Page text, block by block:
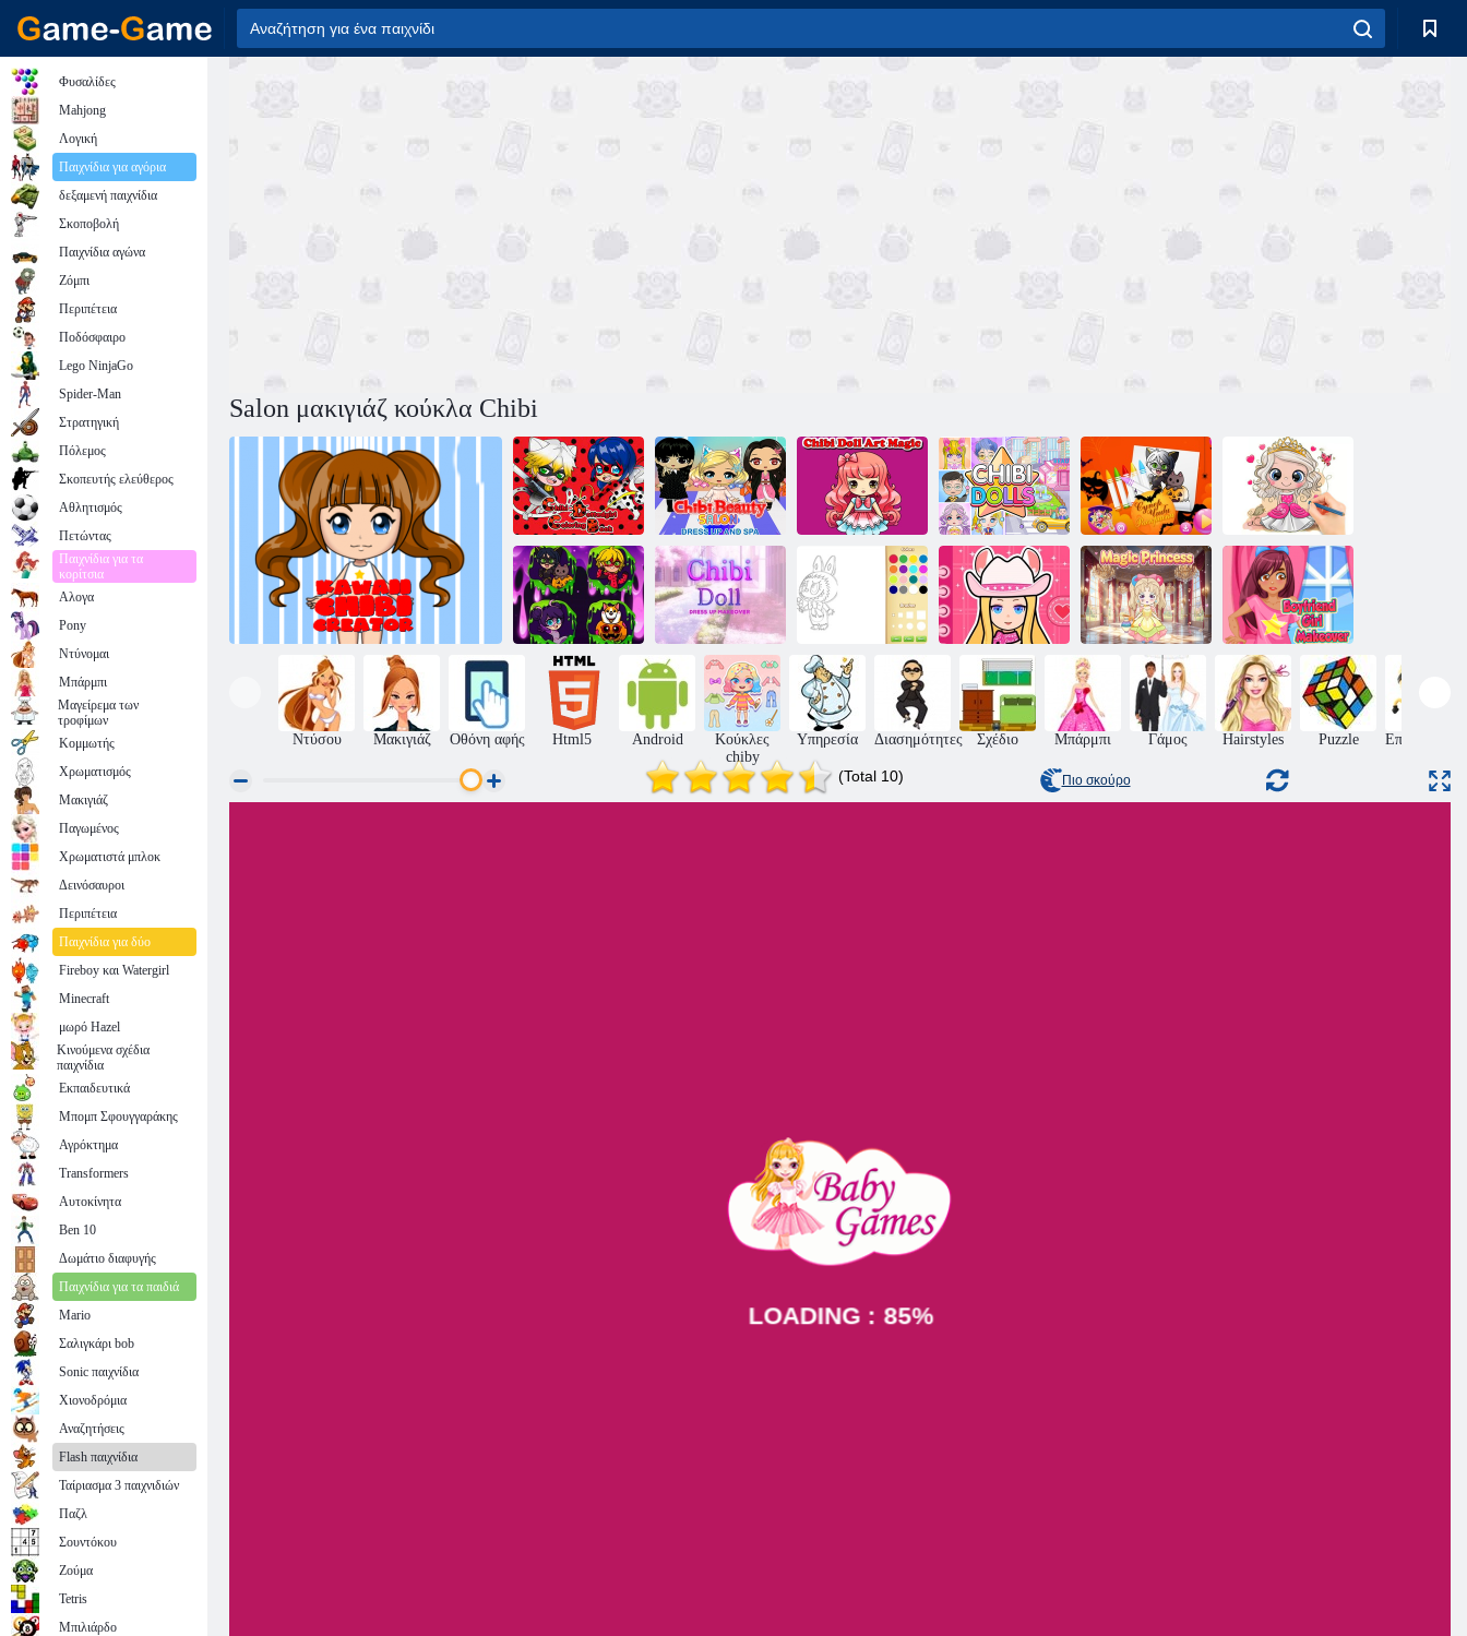
Salon μακιγιάζ κούκλα Chibi
Βιβλίο
ζωγραφικής
Chibi Dotted
Girl
Chibi Salon
Beauty Dress
Up και Spa
Chibi Doll Art
Δημιουργός
Avatar Doll
Chibi
Χρωματισμός
Chibi Sup
Βιβλίο
ζωγραφικής:
Chibi Doll
Princess
Χρώμα Chibi
Sup
Chibi Doll
ντύνονται
makeover
Chibi labubu
βιβλίο
ζωγραφικής για
Κούκλες
ημερολογίου
κούκλας
χαρτιού
Μαγική
Πριγκίπισσα
Φίλος Κορίτσι
Makeover
Ντύσου Μακιγιάζ Οθόνη αφής Html5 Android
Κούκλες
chiby
Υπηρεσία Διασημότητες Σχέδιο Μπάρμπι Γάμος Hairstyles Puzzle Επιδεξιότητα
(Total 10) Πιο σκούρο
Φυσαλίδες
Mahjong
Λογική
Παιχνίδια για αγόρια
δεξαμενή παιχνίδια
Σκοποβολή
Παιχνίδια αγώνα
Ζόμπι
Περιπέτεια
Ποδόσφαιρο
Lego NinjaGo
Spider-Man
Στρατηγική
Πόλεμος
Σκοπευτής ελεύθερος
Αθλητισμός
Πετώντας
Παιχνίδια για τα
κορίτσια
Αλογα
Pony
Ντύνομαι
Μπάρμπι
Μαγείρεμα των
τροφίμων
Κομμωτής
Χρωματισμός
Μακιγιάζ
Παγωμένος
Χρωματιστά μπλοκ
Δεινόσαυροι
Περιπέτεια
Παιχνίδια για δύο
Fireboy και Watergirl
Minecraft
μωρό Hazel
Κινούμενα σχέδια
παιχνίδια
Εκπαιδευτικά
Μπομπ Σφουγγαράκης
Αγρόκτημα
Transformers
Αυτοκίνητα
Ben 10
Δωμάτιο διαφυγής
Παιχνίδια για τα παιδιά
Mario
Σαλιγκάρι bob
Sonic παιχνίδια
Χιονοδρόμια
Αναζητήσεις
Flash παιχνίδια
Ταίριασμα 3 παιχνιδιών
Παζλ
Σουντόκου
Ζούμα
Tetris
Μπιλιάρδο